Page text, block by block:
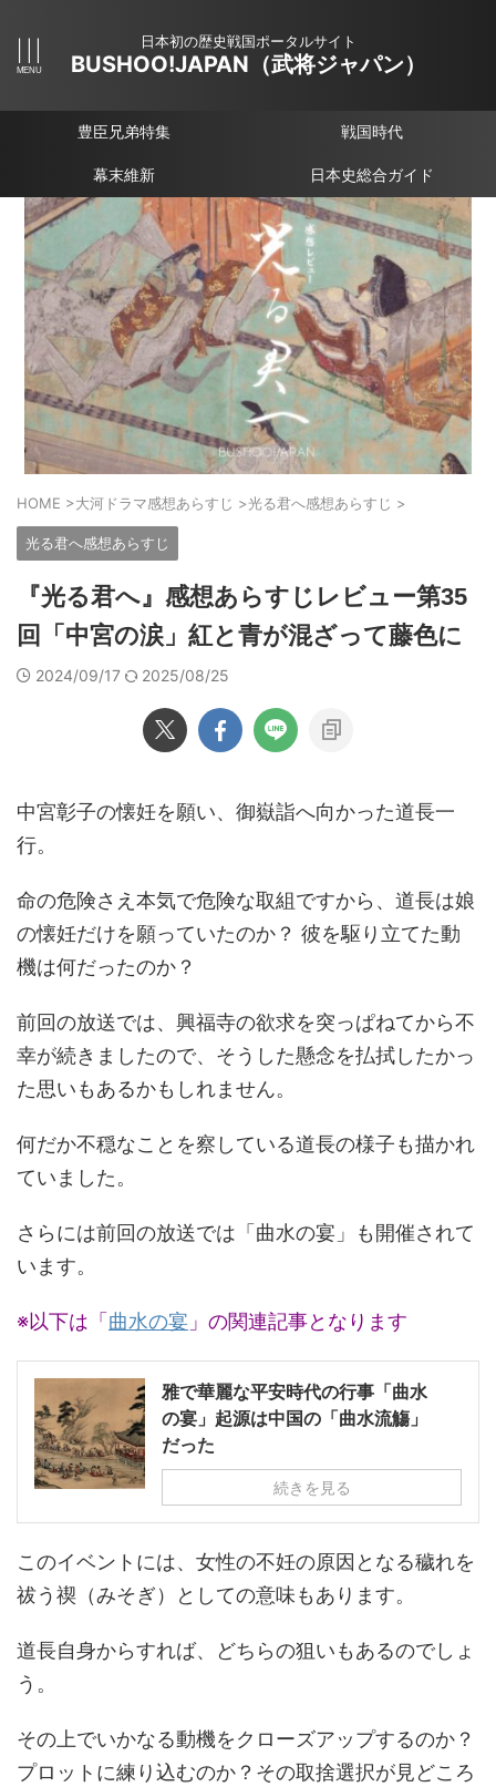
日本初の歴史戦国ポータルサイト
BUSHOO!JAPAN（武将ジャパン）
豊臣兄弟特集 戦国時代
幕末維新 日本史総合ガイド
HOME >大河ドラマ感想あらすじ >光る君へ感想あらすじ >
光る君へ感想あらすじ
『光る君へ』感想あらすじレビュー第35
回「中宮の涙」紅と青が混ざって藤色に
2024/09/17 2025/08/25
中宮彰子の懐妊を願い、御嶽詣へ向かった道長一
行。
命の危険さえ本気で危険な取組ですから、道長は娘
の懐妊だけを願っていたのか？ 彼を駆り立てた動
機は何だったのか？
前回の放送では、興福寺の欲求を突っぱねてから不
幸が続きましたので、そうした懸念を払拭したかっ
た思いもあるかもしれません。
何だか不穏なことを察している道長の様子も描かれ
ていました。
さらには前回の放送では「曲水の宴」も開催されて
います。
※以下は「 曲水の宴 」の関連記事となります
雅で華麗な平安時代の行事「曲水
の宴」起源は中国の「曲水流觴」
だった
続きを見る
このイベントには、女性の不妊の原因となる穢れを
祓う禊（みそぎ）としての意味もあります。
道長自身からすれば、どちらの狙いもあるのでしょ
う。
その上でいかなる動機をクローズアップするのか？
プロットに練り込むのか？その取捨選択が見どころ